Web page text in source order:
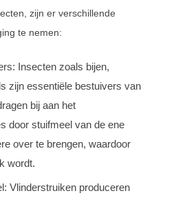
zijn er verschillende
te nemen:
Insecten zoals bijen,
zijn essentiële bestuivers van
bij aan het
door stuifmeel van de ene
over te brengen, waardoor
wordt.
Vlinderstruiken produceren